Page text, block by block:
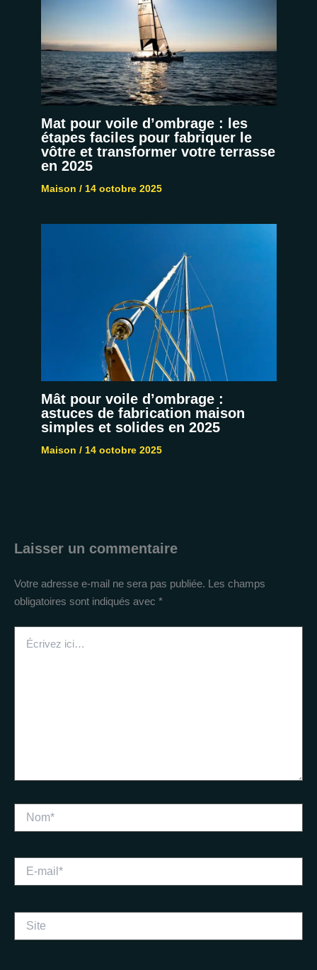
Mat pour voile d’ombrage : les
étapes faciles pour fabriquer le
vôtre et transformer votre terrasse
en 2025
Maison / 14 octobre 2025
Mât pour voile d’ombrage :
astuces de fabrication maison
simples et solides en 2025
Maison / 14 octobre 2025
Laisser un commentaire
Votre adresse e-mail ne sera pas publiée. Les champs
obligatoires sont indiqués avec *
ici…
mail*